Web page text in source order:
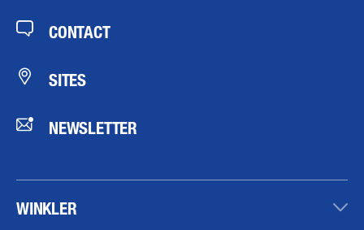
CONTACT
SITES
NEWSLETTER
WINKLER